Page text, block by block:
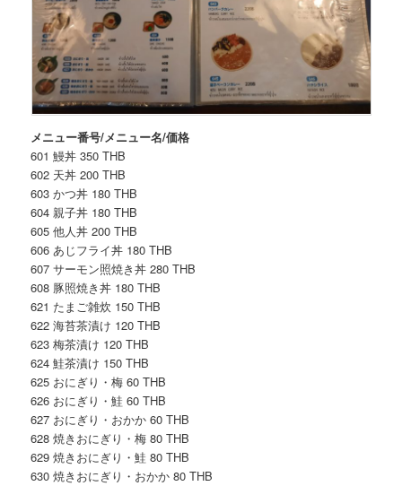
メニュー番号/メニュー名/価格
601 鰻丼 350 THB
602 天丼 200 THB
603 かつ丼 180 THB
604 親子丼 180 THB
605 他人丼 200 THB
606 あじフライ丼 180 THB
607 サーモン照焼き丼 280 THB
608 豚照焼き丼 180 THB
621 たまご雑炊 150 THB
622 海苔茶漬け 120 THB
623 梅茶漬け 120 THB
624 鮭茶漬け 150 THB
625 おにぎり・梅 60 THB
626 おにぎり・鮭 60 THB
627 おにぎり・おかか 60 THB
628 焼きおにぎり・梅 80 THB
629 焼きおにぎり・鮭 80 THB
630 焼きおにぎり・おかか 80 THB